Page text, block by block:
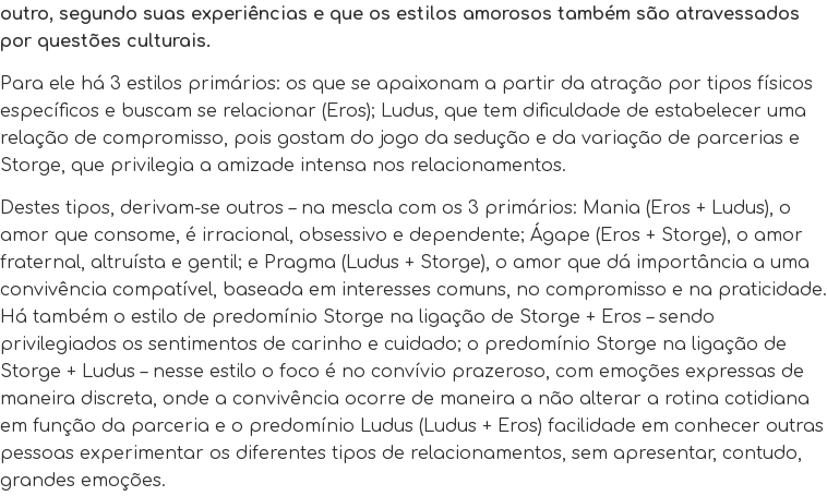
outro, segundo suas experiências e que os estilos amorosos também são atravessados
por questões culturais.
Para ele há 3 estilos primários: os que se apaixonam a partir da atração por tipos físicos
específicos e buscam se relacionar (Eros); Ludus, que tem dificuldade de estabelecer uma
relação de compromisso, pois gostam do jogo da sedução e da variação de parcerias e
Storge, que privilegia a amizade intensa nos relacionamentos.
Destes tipos, derivam-se outros – na mescla com os 3 primários: Mania (Eros + Ludus), o
amor que consome, é irracional, obsessivo e dependente; Ágape (Eros + Storge), o amor
fraternal, altruísta e gentil; e Pragma (Ludus + Storge), o amor que dá importância a uma
convivência compatível, baseada em interesses comuns, no compromisso e na praticidade.
Há também o estilo de predomínio Storge na ligação de Storge + Eros – sendo
privilegiados os sentimentos de carinho e cuidado; o predomínio Storge na ligação de
Storge + Ludus – nesse estilo o foco é no convívio prazeroso, com emoções expressas de
maneira discreta, onde a convivência ocorre de maneira a não alterar a rotina cotidiana
em função da parceria e o predomínio Ludus (Ludus + Eros) facilidade em conhecer outras
pessoas experimentar os diferentes tipos de relacionamentos, sem apresentar, contudo,
grandes emoções.